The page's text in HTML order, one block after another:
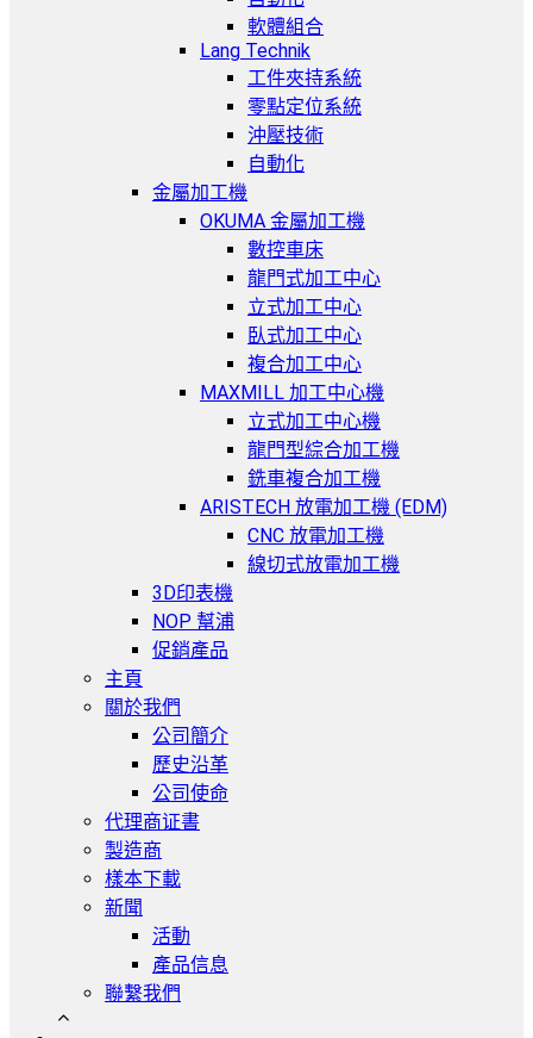
軟體組合
Lang Technik
工件夾持系統
零點定位系統
沖壓技術
自動化
金屬加工機
OKUMA 金屬加工機
數控車床
龍門式加工中心
立式加工中心
臥式加工中心
複合加工中心
MAXMILL 加工中心機
立式加工中心機
龍門型綜合加工機
銑車複合加工機
ARISTECH 放電加工機 (EDM)
CNC 放電加工機
線切式放電加工機
3D印表機
NOP 幫浦
促銷產品
主頁
關於我們
公司簡介
歷史沿革
公司使命
代理商证書
製造商
樣本下載
新聞
活動
產品信息
聯繫我們